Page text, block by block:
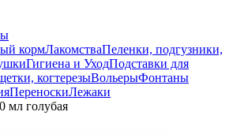
кормЛакомстваПеленки, подгузники,
Гигиена и УходПодставки для
когтерезыВольерыФонтаны
ПереноскиЛежаки
мл голубая